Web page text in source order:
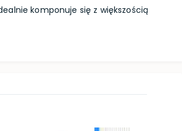
komponuje się z większością